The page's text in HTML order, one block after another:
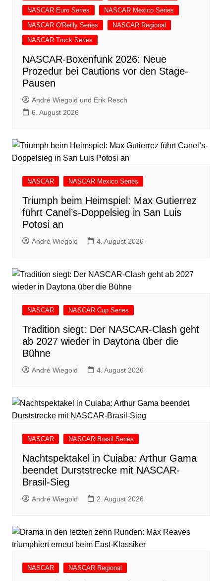
NASCAR Euro Series
NASCAR Mexico Series
NASCAR O'Reilly Series
NASCAR Regional
NASCAR Truck Series
NASCAR-Boxenfunk 2026: Neue
Prozedur bei Cautions vor den Stage-
Pausen
André Wiegold und Erik Resch
6. August 2026
NASCAR NASCAR Mexico Series
Triumph beim Heimspiel: Max Gutierrez
führt Canel’s-Doppelsieg in San Luis
Potosi an
André Wiegold 4. August 2026
NASCAR NASCAR Cup Series
Tradition siegt: Der NASCAR-Clash geht
ab 2027 wieder in Daytona über die
Bühne
André Wiegold 4. August 2026
NASCAR NASCAR Brasil Series
Nachtspektakel in Cuiaba: Arthur Gama
beendet Durststrecke mit NASCAR-
Brasil-Sieg
André Wiegold 2. August 2026
NASCAR NASCAR Regional